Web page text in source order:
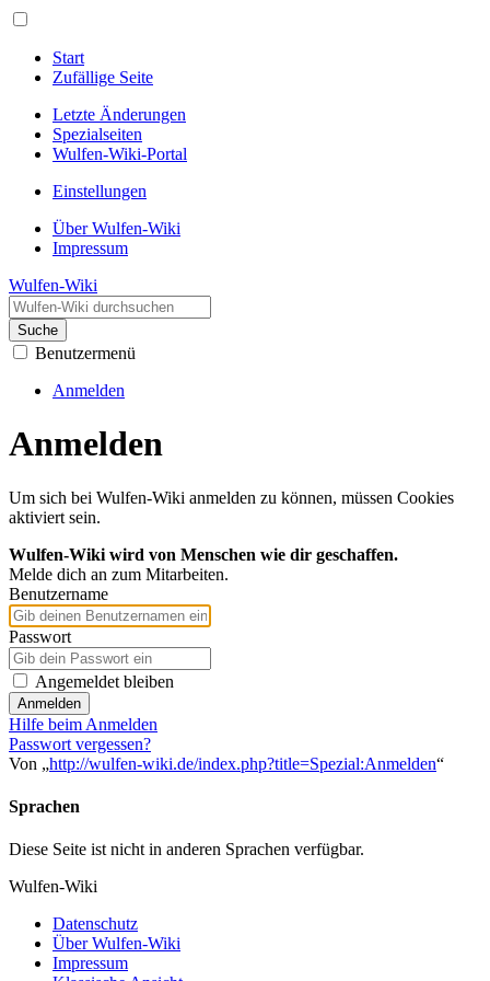
Start
Zufällige Seite
Letzte Änderungen
Spezialseiten
Wulfen-Wiki-Portal
Einstellungen
Über Wulfen-Wiki
Impressum
Wulfen-Wiki
Suche
Benutzermenü
Anmelden
Anmelden
Um sich bei Wulfen-Wiki anmelden zu können, müssen Cookies
aktiviert sein.
Wulfen-Wiki wird von Menschen wie dir geschaffen.
Melde dich an zum Mitarbeiten.
Benutzername
Passwort
Angemeldet bleiben
Anmelden
Hilfe beim Anmelden
Passwort vergessen?
Von „http://wulfen-wiki.de/index.php?title=Spezial:Anmelden“
Sprachen
Diese Seite ist nicht in anderen Sprachen verfügbar.
Wulfen-Wiki
Datenschutz
Über Wulfen-Wiki
Impressum